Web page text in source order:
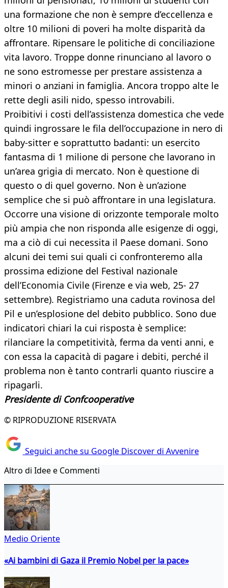
una formazione che non è sempre d’eccellenza e
oltre 10 milioni di poveri ha molte disparità da
affrontare. Ripensare le politiche di conciliazione
vita lavoro. Troppe donne rinunciano al lavoro o
ne sono estromesse per prestare assistenza a
minori o anziani in famiglia. Ancora troppo alte le
rette degli asili nido, spesso introvabili.
Proibitivi i costi dell’assistenza domestica che vede
quindi ingrossare le fila dell’occupazione in nero di
baby-sitter e soprattutto badanti: un esercito
fantasma di 1 milione di persone che lavorano in
un’area grigia di mercato. Non è questione di
questo o di quel governo. Non è un’azione
semplice che si può affrontare in una legislatura.
Occorre una visione di orizzonte temporale molto
più ampia che non risponda alle esigenze di oggi,
ma a ciò di cui necessita il Paese domani. Sono
alcuni dei temi sui quali ci confronteremo alla
prossima edizione del Festival nazionale
dell’Economia Civile (Firenze e via web, 25- 27
settembre). Registriamo una caduta rovinosa del
Pil e un’esplosione del debito pubblico. Sono due
indicatori chiari la cui risposta è semplice:
rilanciare la competitività, ferma da venti anni, e
con essa la capacità di pagare i debiti, perché il
problema non è tanto contrarli quanto riuscire a
ripagarli.
Presidente di Confcooperative
© RIPRODUZIONE RISERVATA
Seguici anche su Google Discover di Avvenire
Altro di Idee e Commenti
Medio Oriente
«Ai bambini di Gaza il Premio Nobel per la pace»